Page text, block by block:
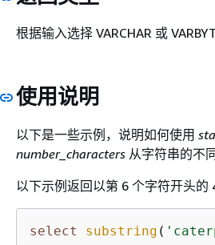
根据输入选择 VARCHAR 或
使用说明
以下是一些示例，说明如何使用
number_characters 从字符串的不
以下示例返回以第 6 个字符开头的
select substring (